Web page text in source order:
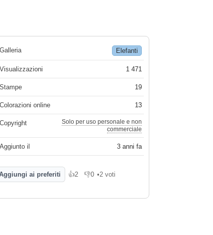
Galleria Elefanti
Visualizzazioni 1 471
Stampe 19
Colorazioni online 13
Copyright
Solo per uso personale e non
commerciale
Aggiunto il 3 anni fa
ai preferiti 👍2
Mi piace
👎0
Non mi piace
•2 voti